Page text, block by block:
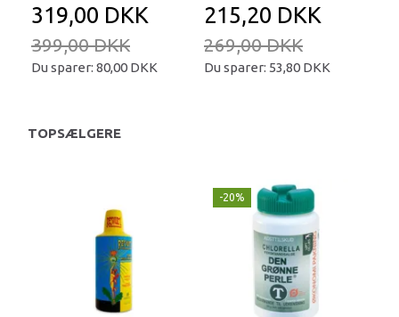
319,00 DKK
399,00 DKK
Du sparer: 80,00 DKK
215,20 DKK
269,00 DKK
Du sparer: 53,80 DKK
TOPSÆLGERE
-20%